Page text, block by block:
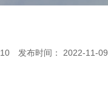
10 发布时间： 2022-11-09